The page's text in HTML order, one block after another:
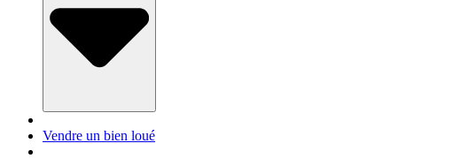
Vendre un bien loué